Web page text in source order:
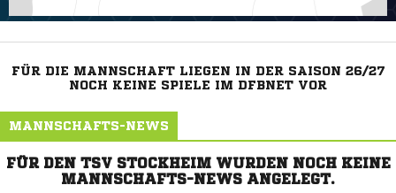
FÜR DIE MANNSCHAFT LIEGEN IN DER SAISON 26/27
NOCH KEINE SPIELE IM DFBNET VOR
MANNSCHAFTS-NEWS
FÜR DEN TSV STOCKHEIM WURDEN NOCH KEINE
MANNSCHAFTS-NEWS ANGELEGT.